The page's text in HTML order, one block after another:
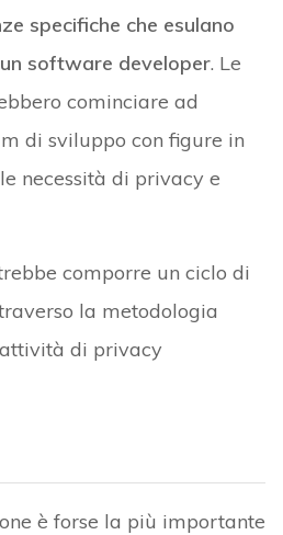
specifiche che esulano
software developer. Le
cominciare ad
di sviluppo con figure in
necessità di privacy e
comporre un ciclo di
la metodologia
di privacy
è forse la più importante